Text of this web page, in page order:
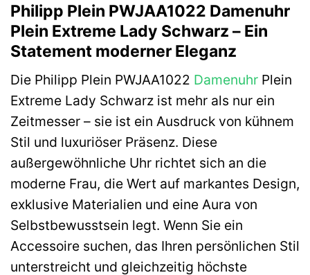
Philipp Plein PWJAA1022 Damenuhr
Plein Extreme Lady Schwarz – Ein
Statement moderner Eleganz
Die Philipp Plein PWJAA1022 Damenuhr Plein
Extreme Lady Schwarz ist mehr als nur ein
Zeitmesser – sie ist ein Ausdruck von kühnem
Stil und luxuriöser Präsenz. Diese
außergewöhnliche Uhr richtet sich an die
moderne Frau, die Wert auf markantes Design,
exklusive Materialien und eine Aura von
Selbstbewusstsein legt. Wenn Sie ein
Accessoire suchen, das Ihren persönlichen Stil
unterstreicht und gleichzeitig höchste